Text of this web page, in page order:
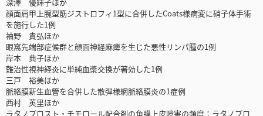
顔面肩甲上腕型筋ジストロフィ1型に合併したCoats様病変に硝子体手術
を施行した1例
袖野 貴弘ほか
眼窩先端部症候群と顔面神経麻痺を生じた悪性リンパ腫の1例
岸本 典子ほか
難治性視神経炎に単純血漿交換が著効した1例
三戸 裕美ほか
脈絡膜新生血管を合併した散弾様網脈絡膜炎の1症例
西村 英里ほか
ラタノプロスト・チモロール配合剤の角膜上皮障害の頻度：ラタノプロ